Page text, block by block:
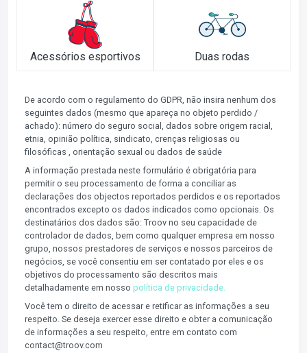
Acessórios esportivos Duas rodas
De acordo com o regulamento do GDPR, não insira nenhum dos
seguintes dados (mesmo que apareça no objeto perdido /
achado): número do seguro social, dados sobre origem racial,
etnia, opinião política, sindicato, crenças religiosas ou
filosóficas , orientação sexual ou dados de saúde
A informação prestada neste formulário é obrigatória para
permitir o seu processamento de forma a conciliar as
declarações dos objectos reportados perdidos e os reportados
encontrados excepto os dados indicados como opcionais. Os
destinatários dos dados são: Troov no seu capacidade de
controlador de dados, bem como qualquer empresa em nosso
grupo, nossos prestadores de serviços e nossos parceiros de
negócios, se você consentiu em ser contatado por eles e os
objetivos do processamento são descritos mais
detalhadamente em nosso política de privacidade.
Você tem o direito de acessar e retificar as informações a seu
respeito. Se deseja exercer esse direito e obter a comunicação
de informações a seu respeito, entre em contato com
contact@troov.com